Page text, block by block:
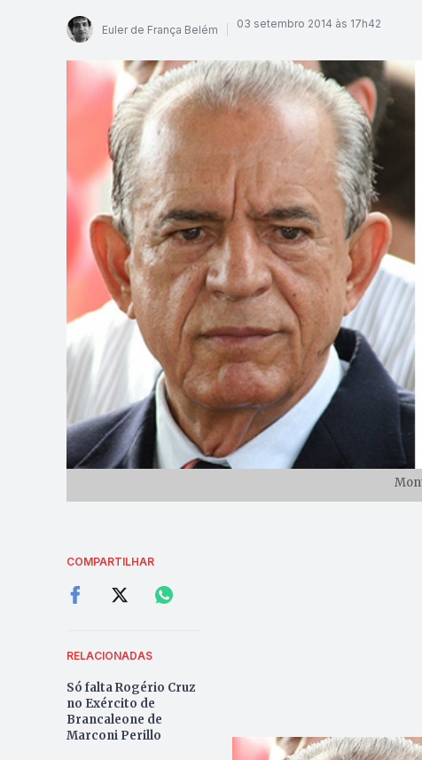
Euler de França Belém 03 setembro 2014 às 17h42
COMPARTILHAR
RELACIONADAS
Só falta Rogério Cruz
no Exército de
Brancaleone de
Marconi Perillo